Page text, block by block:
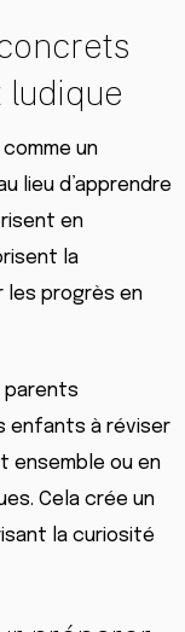
ludique
un
lieu d’apprendre
en
la
les progrès en
parents
enfants à réviser
ensemble ou en
Cela crée un
la curiosité